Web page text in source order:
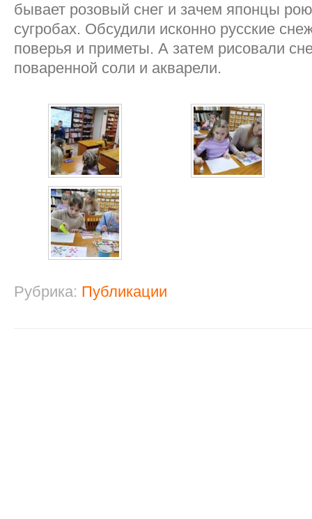
бывает розовый снег и зачем японцы
сугробах. Обсудили исконно русские
поверья и приметы. А затем рисовали
поваренной соли и акварели.
Рубрика: Публикации